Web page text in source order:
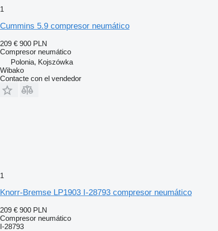
1
Cummins 5.9 compresor neumático
209 € 900 PLN
Compresor neumático
Polonia, Kojszówka
Wibako
Contacte con el vendedor
1
Knorr-Bremse LP1903 I-28793 compresor neumático
209 € 900 PLN
Compresor neumático
I-28793